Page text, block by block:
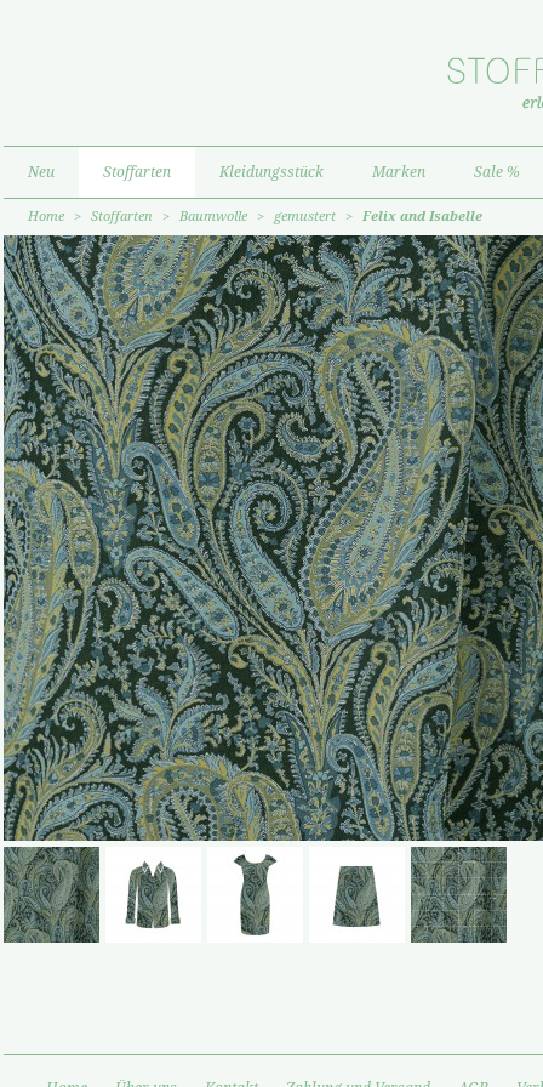
Neu Stoffarten Kleidungsstück Marken Sale %
Home > Stoffarten > Baumwolle > gemustert > Felix and Isabelle